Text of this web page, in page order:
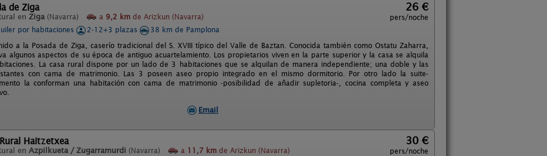
de Ziga
en Ziga (Navarra) a 9,2 km de Arizkun (Navarra)
26 €
pers/noche
por habitaciones
2-12+3 plazas
38 km de Pamplona
a la Posada de Ziga, caserío tradicional del S. XVIII típico del Valle de Baztan. Conocida también como Ostatu Zaharra,
algunos aspectos de su época de antiguo acuartelamiento. Los propietarios viven en la parte superior y la casa se alquila
La casa rural dispone por un lado de 3 habitaciones que se alquilan de manera independiente; una doble y las
con cama de matrimonio. Las 3 poseen aseo propio integrado en el mismo dormitorio. Por otro lado la suite-
la conforman una habitación con cama de matrimonio -posibilidad de añadir supletoria-, cocina completa y aseo
Email
Haitzetxea
en Azpilkueta / Zugarramurdi (Navarra) a 11,7 km de Arizkun (Navarra)
30 €
pers/noche